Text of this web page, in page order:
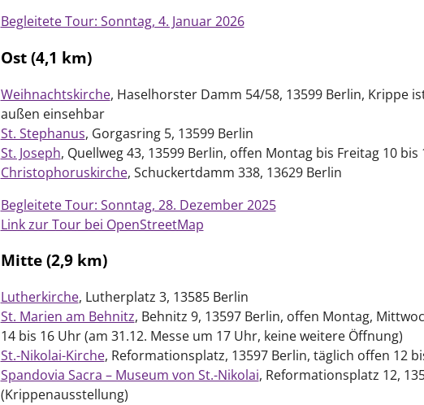
Begleitete Tour: Sonntag, 4. Januar 2026
Ost (4,1 km)
Weihnachtskirche, Haselhorster Damm 54/58, 13599 Berlin, Krippe
außen einsehbar
St. Stephanus, Gorgasring 5, 13599 Berlin
St. Joseph, Quellweg 43, 13599 Berlin, offen Montag bis Freitag 10 bis
Christophoruskirche, Schuckertdamm 338, 13629 Berlin
Begleitete Tour: Sonntag, 28. Dezember 2025
Link zur Tour bei OpenStreetMap
Mitte (2,9 km)
Lutherkirche, Lutherplatz 3, 13585 Berlin
St. Marien am Behnitz, Behnitz 9, 13597 Berlin, offen Montag,
14 bis 16 Uhr (am 31.12. Messe um 17 Uhr, keine weitere Öffnung)
St.-Nikolai-Kirche, Reformationsplatz, 13597 Berlin, täglich offen 12
Spandovia Sacra – Museum von St.-Nikolai, Reformationsplatz 12,
(Krippenausstellung)